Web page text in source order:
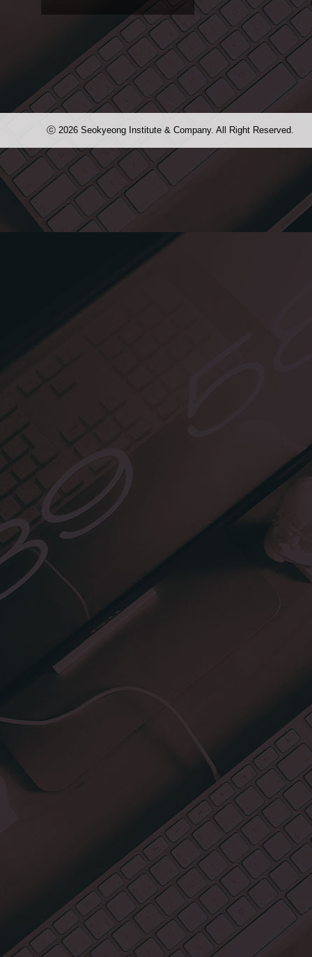
2014 서경대학교 정시모집요강입니
다. 표지는 은은한 별색 바탕에 택스트
와 무광 금박을 사용해 과하지 않으면
서 심플하고 예쁜 디자인으로 나왔어
요~! 안에 내용은 모...
2012년 서경대학교 정시모
다. 홍보브로슈어와 자매
지에는 형압이, 그리고 독
가 눈에 들어옵니다. 표2,3
들어갔어요. 내용은 ...
ⓒ 2026 Seokyeong Institute & Company. All Right Reserved.